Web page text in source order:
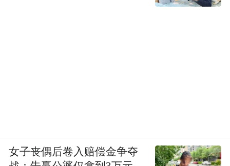
女子丧偶后卷入赔偿金争夺